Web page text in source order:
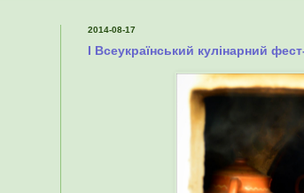
2014-08-17
І Всеукраїнський кулінарний